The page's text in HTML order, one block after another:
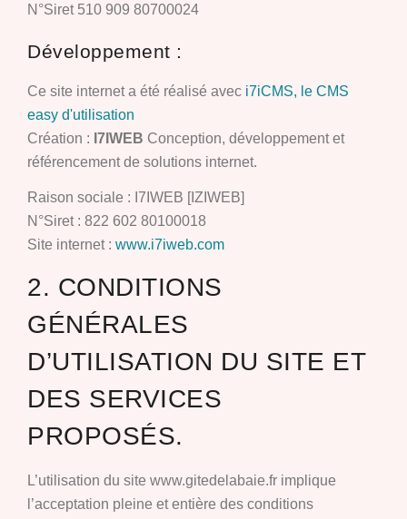
N°Siret 510 909 80700024
Développement :
Ce site internet a été réalisé avec i7iCMS, le CMS
easy d'utilisation
Création : I7IWEB Conception, développement et
référencement de solutions internet.
Raison sociale : I7IWEB [IZIWEB]
N°Siret : 822 602 80100018
Site internet : www.i7iweb.com
2. CONDITIONS
GÉNÉRALES
D’UTILISATION DU SITE ET
DES SERVICES
PROPOSÉS.
L’utilisation du site www.gitedelabaie.fr implique
l’acceptation pleine et entière des conditions